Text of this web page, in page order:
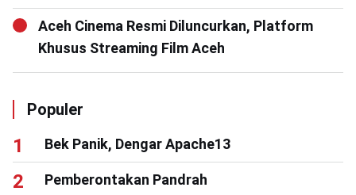
Aceh Cinema Resmi Diluncurkan, Platform
Khusus Streaming Film Aceh
Populer
Bek Panik, Dengar Apache13
Pemberontakan Pandrah